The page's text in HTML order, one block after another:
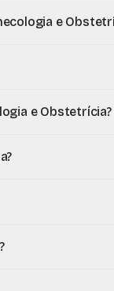
e
e Obstetrícia?